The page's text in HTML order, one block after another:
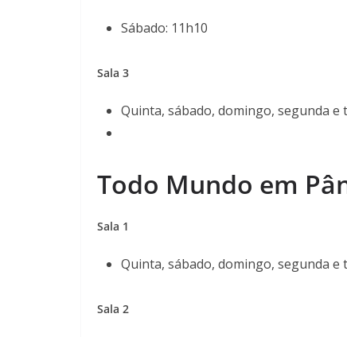
Sábado: 11h10
Sala 3
Quinta, sábado, domingo, segunda e
Todo Mundo em
Sala 1
Quinta, sábado, domingo, segunda e
Sala 2